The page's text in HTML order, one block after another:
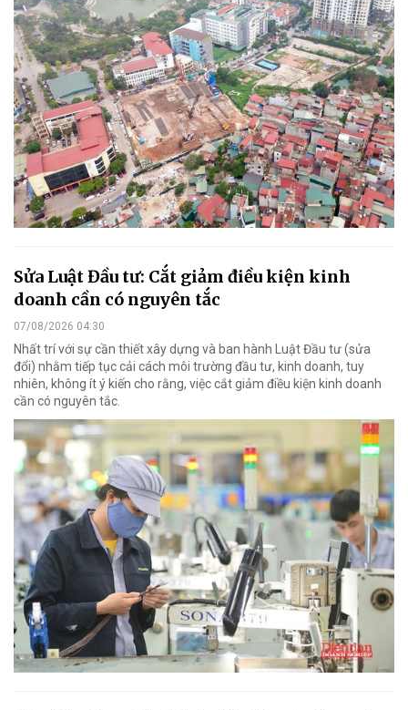
Sửa Luật Đầu tư: Cắt giảm điều kiện kinh
doanh cần có nguyên tắc
07/08/2026 04:30
Nhất trí với sự cần thiết xây dựng và ban hành Luật Đầu tư (sửa
đổi) nhằm tiếp tục cải cách môi trường đầu tư, kinh doanh, tuy
nhiên, không ít ý kiến cho rằng, việc cắt giảm điều kiện kinh doanh
cần có nguyên tắc.